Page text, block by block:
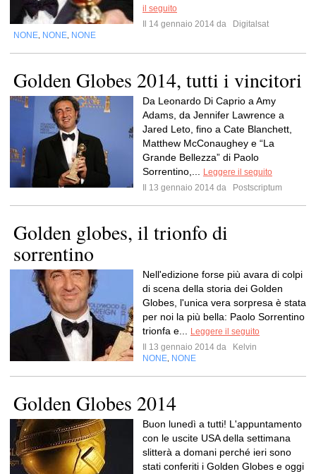
il seguito
Il 14 gennaio 2014 da
Digitalsat
NONE NONE NONE
Golden Globes 2014, tutti i vincitori
Da Leonardo Di Caprio a Amy
Adams, da Jennifer Lawrence a
Jared Leto, fino a Cate Blanchett,
Matthew McConaughey e “La
Grande Bellezza” di Paolo
Sorrentino,...
Leggere il seguito
Il 13 gennaio 2014 da
Postscriptum
Golden globes, il trionfo di
sorrentino
Nell'edizione forse più avara di colpi
di scena della storia dei Golden
Globes, l'unica vera sorpresa è stata
per noi la più bella: Paolo Sorrentino
trionfa e...
Leggere il seguito
Il 13 gennaio 2014 da
Kelvin
NONE NONE
Golden Globes 2014
Buon lunedì a tutti! L'appuntamento
con le uscite USA della settimana
slitterà a domani perché ieri sono
stati conferiti i Golden Globes e oggi